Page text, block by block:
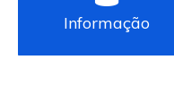
Informação